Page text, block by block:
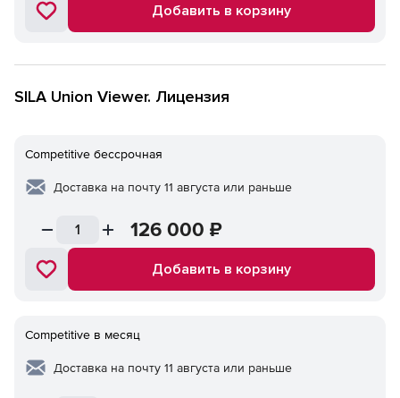
Добавить в корзину
SILA Union Viewer. Лицензия
Competitive бессрочная
Доставка на почту 11 августа или раньше
126 000 ₽
Добавить в корзину
Competitive в месяц
Доставка на почту 11 августа или раньше